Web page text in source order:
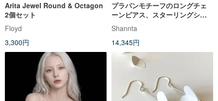
Arita Jewel Round & Octagon
2個セット
Floyd
3,300円
プラパンモチーフのロングチェ
ーンピアス、スターリングシル
バー99.9、Sサイズ、18Kローズ
ゴールドコーティング
Shannta
14,345円